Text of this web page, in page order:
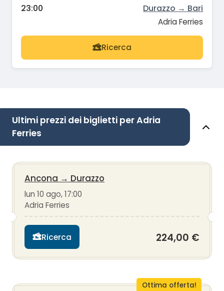
23:00 Durazzo → Bari
Adria Ferries
Ricerca
Ultimi prezzi dei biglietti per Adria
Ferries
Ancona → Durazzo
lun 10 ago, 17:00
Adria Ferries
Ricerca 224,00 €
Ottima offerta!